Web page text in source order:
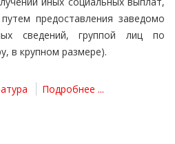
предоставления заведомо
сведений, группой лиц по
в крупном размере).
Подробнее ...